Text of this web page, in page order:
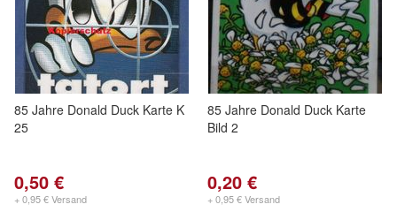
85 Jahre Donald Duck Karte K
25
0,50 €
+ 0,95 € Versand
85 Jahre Donald Duck Karte
Bild 2
0,20 €
+ 0,95 € Versand